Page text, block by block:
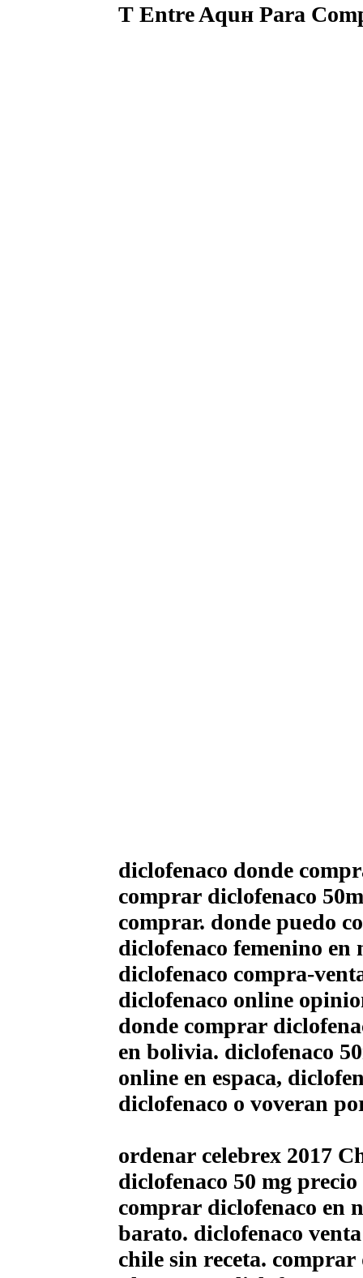
Т Entre Aquн Para
diclofenaco donde
comprar diclofenaco
comprar. donde puedo
diclofenaco femenino en
diclofenaco compra-
diclofenaco online
donde comprar
en bolivia. diclofenaco
online en espaсa,
diclofenaco o voveran
ordenar celebrex 2017
diclofenaco 50 mg precio
comprar diclofenaco en
barato. diclofenaco
chile sin receta.